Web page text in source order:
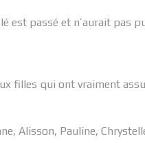
est passé et n’aurait pas
filles qui ont vraiment
Alisson, Pauline,